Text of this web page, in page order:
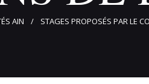
AIN STAGES PROPOSÉS PAR LE